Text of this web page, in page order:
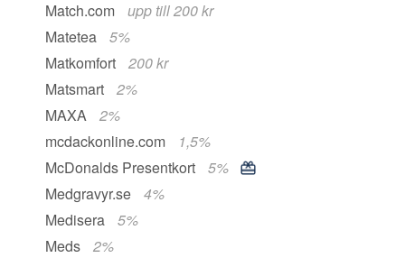
Match.com
upp till 200 kr
Matetea
5%
Matkomfort
200 kr
Matsmart
2%
MAXA
2%
mcdackonline.com
1,5%
McDonalds Presentkort
5%
Medgravyr.se
4%
Medisera
5%
Meds
2%